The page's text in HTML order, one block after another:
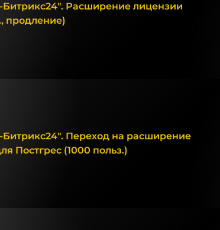
Расширение лицензии
продление)
Переход на расширение
Постгрес (1000 польз.)